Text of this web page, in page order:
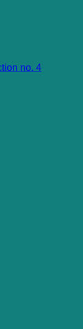
no. 4